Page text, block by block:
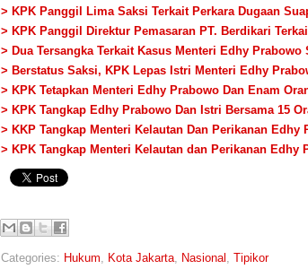
> KPK Panggil Lima Saksi Terkait Perkara Dugaan
> KPK Panggil Direktur Pemasaran PT. Berdikari
> Dua Tersangka Terkait Kasus Menteri Edhy Prabowo
> Berstatus Saksi, KPK Lepas Istri Menteri Edhy
> KPK Tetapkan Menteri Edhy Prabowo Dan Enam
> KPK Tangkap Edhy Prabowo Dan Istri Bersama 15
> KKP Tangkap Menteri Kelautan Dan Perikanan Edhy
> KPK Tangkap Menteri Kelautan dan Perikanan Edhy
Categories: Hukum Kota Jakarta Nasional Tipikor